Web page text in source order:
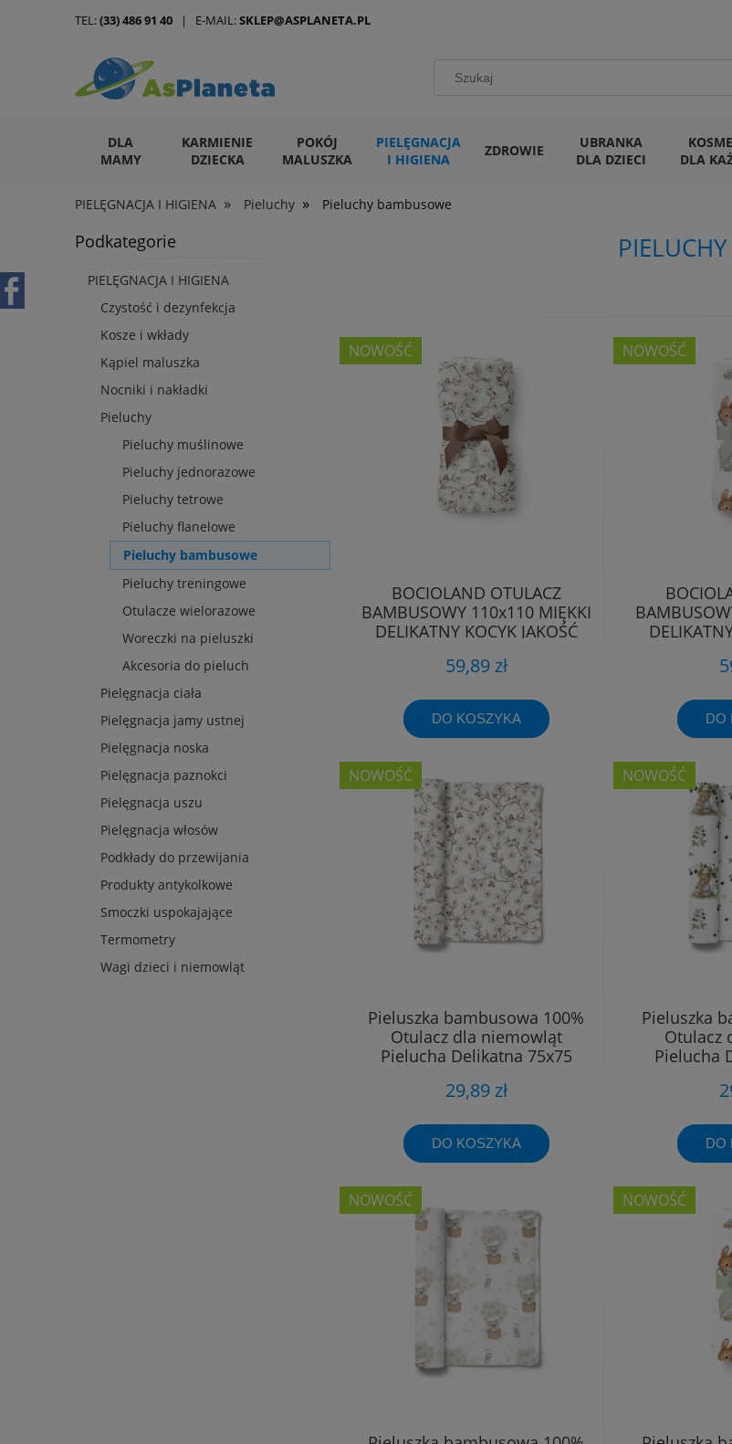
DLA
MAMY
KARMIENIE
DZIECKA
POKÓJ
MALUSZKA
PIELĘGNACJA
I HIGIENA
ZDROWIE
UBRANKA
DLA DZIECI
DLA
ARTYKUŁY DLA ZWIERZĄT
PIELĘGNACJA I HIGIENA » Pieluchy » Pieluchy bambusowe
TEL:(33) 486 91 40 | E-MAIL:SKLEP@ASPLANETA.PL
Podkategorie
PIELĘGNACJA I HIGIENA
Czystość i dezynfekcja
Kosze i wkłady
Kąpiel maluszka
Nocniki i nakładki
Pieluchy
Pieluchy muślinowe
Pieluchy jednorazowe
Pieluchy tetrowe
Pieluchy flanelowe
Pieluchy bambusowe
Pieluchy treningowe
Otulacze wielorazowe
Woreczki na pieluszki
Akcesoria do pieluch
Pielęgnacja ciała
Pielęgnacja jamy ustnej
Pielęgnacja noska
Pielęgnacja paznokci
Pielęgnacja uszu
Pielęgnacja włosów
Podkłady do przewijania
Produkty antykolkowe
Smoczki uspokajające
Termometry
Wagi dzieci i niemowląt
BOCIOLAND OTULACZ
BAMBUSOWY 110x110 MIĘKKI
DELIKATNY KOCYK JAKOŚĆ
59,89 zł
DO KOSZYKA
NOWOŚĆ
DO
NOWOŚĆ
Pieluszka bambusowa 100%
Otulacz dla niemowląt
Pielucha Delikatna 75x75
29,89 zł
DO KOSZYKA
NOWOŚĆ
Pieluszka
Otulacz
Pielucha
DO
NOWOŚĆ
NOWOŚĆ NOWOŚĆ